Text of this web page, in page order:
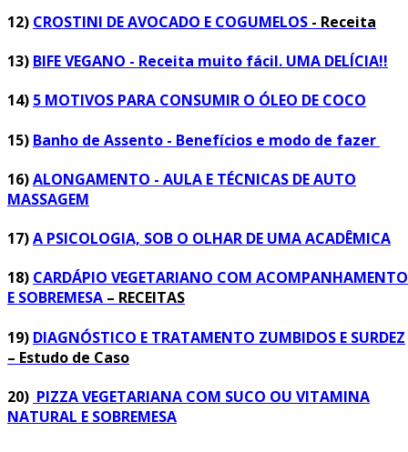
12) CROSTINI DE AVOCADO E COGUMELOS - Receita
13) BIFE VEGANO - Receita muito fácil. UMA DELÍCIA!!
14) 5 MOTIVOS PARA CONSUMIR O ÓLEO DE COCO
15) Banho de Assento - Benefícios e modo de fazer
16)ALONGAMENTO - AULA E TÉCNICAS DE AUTO
MASSAGEM
17)A PSICOLOGIA, SOB O OLHAR DE UMA ACADÊMICA
18) CARDÁPIO VEGETARIANO COM ACOMPANHAMENTO
E SOBREMESA – RECEITAS
19) DIAGNÓSTICO E TRATAMENTO ZUMBIDOS E SURDEZ
– Estudo de Caso
20) PIZZA VEGETARIANA COM SUCO OU VITAMINA
NATURAL E SOBREMESA